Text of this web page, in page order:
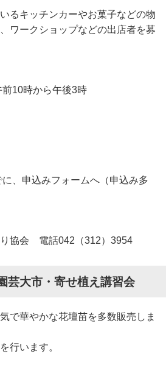
るキッチンカーやお菓子などの物
ワークショップなどの出店者を募
10時から午後3時
、申込みフォームへ（申込み多
り協会 電話042（312）3954
大市・寄せ植え講習会
で華やかな花壇苗を多数販売しま
行います。